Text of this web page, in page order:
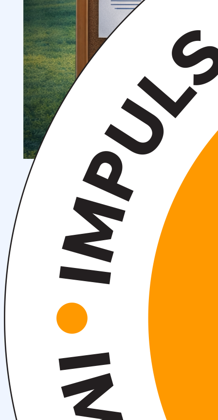
Спортивные и культурные мероприятия
Студенческие организации
Студенческое
общежитиеПоддержка студентов
Студенческое
научное общество